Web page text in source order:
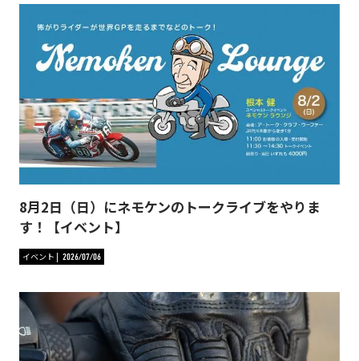
8月2日（日）にネモケンのトークライブをやりま
す！【イベント】
イベント 2026/07/06